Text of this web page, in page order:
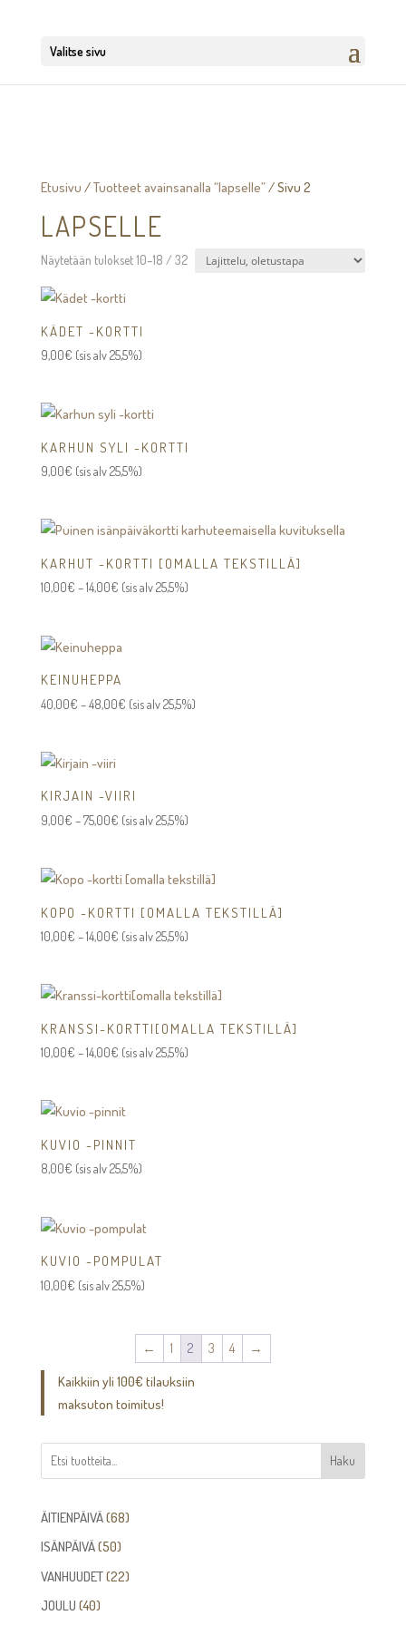
Valitse sivu
Etusivu /Tuotteet avainsanalla “lapselle”/ Sivu 2
LAPSELLE
Näytetään tulokset 10–18 / 32
KÄDET -KORTTI
9,00€ (sis alv 25,5%)
KARHUN SYLI -KORTTI
9,00€ (sis alv 25,5%)
KARHUT -KORTTI [OMALLA TEKSTILLÄ]
10,00€ –14,00€Hintaluokka:
14,00€
(sis alv 25,5%)
KEINUHEPPA
40,00€ –48,00€Hintaluokka:
(sis alv 25,5%)
KIRJAIN -VIIRI
9,00€ –75,00€Hintaluokka:
75,00€
(sis alv 25,5%)
KOPO -KORTTI [OMALLA TEKSTILLÄ]
10,00€ –14,00€Hintaluokka:
14,00€
(sis alv 25,5%)
KRANSSI-KORTTI[OMALLA TEKSTILLÄ]
10,00€ –14,00€Hintaluokka:
14,00€
(sis alv 25,5%)
KUVIO -PINNIT
8,00€ (sis alv 25,5%)
KUVIO -POMPULAT
10,00€ (sis alv 25,5%)
← 1 2 3 4
→
Kaikkiin yli 100€ tilauksiin
maksuton toimitus!
Haku
ÄITIENPÄIVÄ 6868
ISÄNPÄIVÄ 5050
tuotetta
VANHUUDET 2222
JOULU 4040